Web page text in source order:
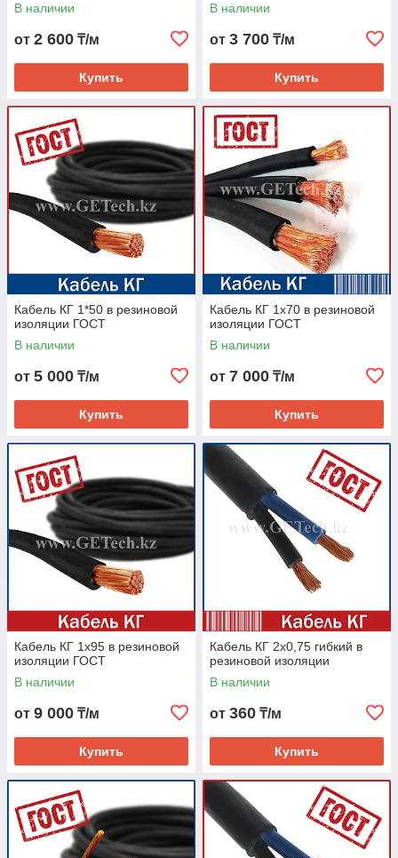
Кабель КГ гибкий
В наличии
от 2 600 ₸/м
Купить
В наличии
от 3 700 ₸/м
Купить
Кабель КГ 1*50 в резиновой
изоляции ГОСТ
В наличии
от 5 000 ₸/м
Купить
Кабель КГ 1х70 в резиновой
изоляции ГОСТ
В наличии
от 7 000 ₸/м
Купить
Кабель КГ 1х95 в резиновой
изоляции ГОСТ
В наличии
от 9 000 ₸/м
Купить
Кабель КГ 2х0,75 гибкий в
резиновой изоляции
В наличии
от 360 ₸/м
Купить